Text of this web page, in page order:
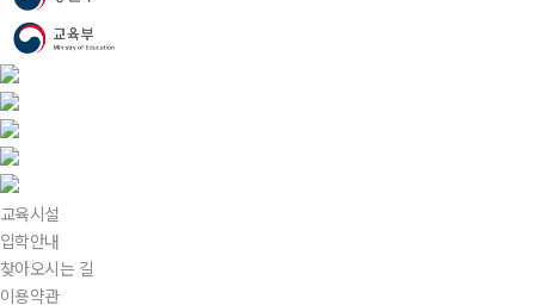
교육시설
입학안내
찾아오시는 길
이용약관